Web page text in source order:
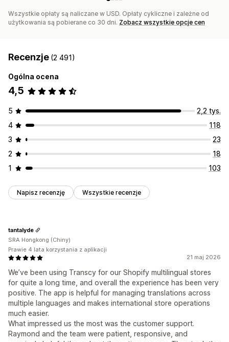
Wszystkie opłaty są naliczane w USD. Opłaty cykliczne i zależne od
użytkowania są pobierane co 30 dni. Zobacz wszystkie opcje cen
Recenzje (2 491)
Ogólna ocena
4,5
5
2,2 tys.
4
118
3
23
2
18
1
103
Napisz recenzję Wszystkie recenzje
21 maj 2026
We’ve been using Transcy for our Shopify multilingual stores
for quite a long time, and overall the experience has been very
positive. The app is helpful for managing translations across
multiple languages and makes international store operations
much easier.
What impressed us the most was the customer support.
Raymond and the team were patient, responsive, and
tantalyde
SRA Hongkong (Chiny)
Prawie 4 lata korzystania z aplikacji